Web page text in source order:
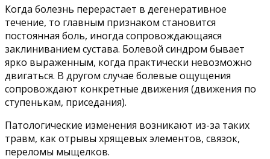
Когда болезнь перерастает в дегенеративное
течение, то главным признаком становится
постоянная боль, иногда сопровождающаяся
заклиниванием сустава. Болевой синдром бывает
ярко выраженным, когда практически невозможно
двигаться. В другом случае болевые ощущения
сопровождают конкретные движения (движения по
ступенькам, приседания).
Патологические изменения возникают из-за таких
травм, как отрывы хрящевых элементов, связок,
переломы мыщелков.